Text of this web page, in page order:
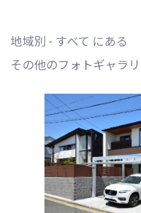
地域別 - すべて にある
その他のフォトギャラ